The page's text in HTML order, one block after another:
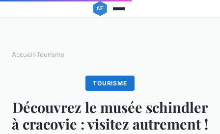
Accueil›Tourisme
TOURISME
Découvrez le musée schindler
à cracovie : visitez autrement !